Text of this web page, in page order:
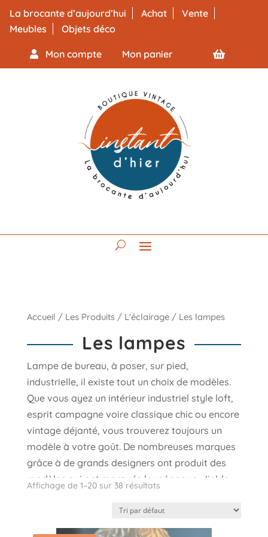
La brocante d’aujourd’hui Achat
Vente
Meubles
Objets déco
Mon compte Mon panier
Accueil / Les Produits/ L'éclairage/ Les lampes
Les lampes
Lampe de bureau, à poser, sur pied,
industrielle, il existe tout un choix de modèles.
Que vous ayez un intérieur industriel style loft,
esprit campagne voire classique chic ou encore
vintage déjanté, vous trouverez toujours un
modèle à votre goût. De nombreuses marques
grâce à de grands designers ont produit des
modèles qui ont marqués leur époque, Jielde,
régulièrement cette rubrique sur notre site,
vous trouverez probablement la lampe qui
Affichage de 1–20 sur 38 résultats